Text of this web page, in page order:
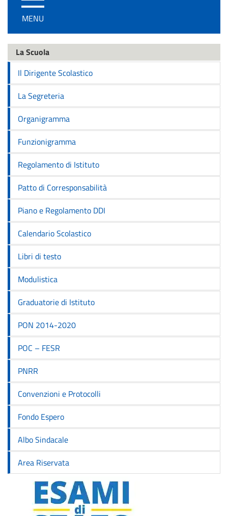
/
disattiva
navigazione
MENU
La Scuola
Il Dirigente Scolastico
La Segreteria
Organigramma
Funzionigramma
Regolamento di Istituto
Patto di Corresponsabilità
Piano e Regolamento DDI
Calendario Scolastico
Libri di testo
Modulistica
Graduatorie di Istituto
PON 2014-2020
POC – FESR
PNRR
Convenzioni e Protocolli
Fondo Espero
Albo Sindacale
Area Riservata